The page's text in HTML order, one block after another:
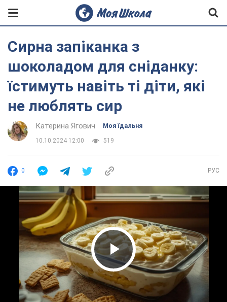
Сирна запіканка з
шоколадом для сніданку:
їстимуть навіть ті діти, які
не люблять сир
Катерина Ягович Моя їдальня
10.10.2024 12:00 519
0 РУС
Play Video